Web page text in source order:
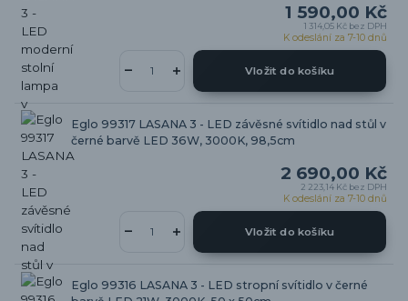
1 590,00 Kč
1 314,05 Kč bez DPH
K odeslání za 7-10 dnů
Vložit do košíku
Eglo 99317 LASANA 3 - LED závěsné svítidlo nad stůl v
černé barvě LED 36W, 3000K, 98,5cm
2 690,00 Kč
2 223,14 Kč bez DPH
K odeslání za 7-10 dnů
Vložit do košíku
Eglo 99316 LASANA 3 - LED stropní svítidlo v černé